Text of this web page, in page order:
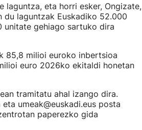
laguntza, eta horri esker, Ongizate,
du laguntzak Euskadiko 52.000
unitate gehiago sartuko dira
85,8 milioi euroko inbertsioa
euro 2026ko ekitaldi honetan
tramitatu ahal izango dira.
umeak@euskadi.eus posta
paperezko gida